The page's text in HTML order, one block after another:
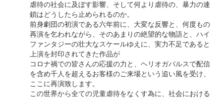
虐待の社会に及ぼす影響、そして何より虐待の、暴力の連
鎖はどうしたら止められるのか。
前身劇団の初演である六年前に、大変な反響と、何度もの
再演を乞われながら、そのあまりの絶望的な物語と、ハイ
ファンタジーの壮大なスケールゆえに、実力不足であると
上演を封印されてきた作品が
コロナ禍での皆さんの応援の力と、ヘリオガバルスで配信
を含め千人を超えるお客様のご来場という追い風を受け、
ここに再演致します。
この世界から全ての児童虐待をなくす為に、社会における